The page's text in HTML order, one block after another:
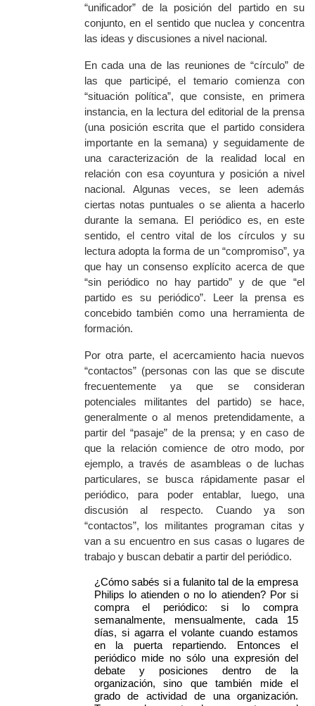
“unificador” de la posición del partido en su
conjunto, en el sentido que nuclea y concentra
las ideas y discusiones a nivel nacional.
En cada una de las reuniones de “círculo” de
las que participé, el temario comienza con
“situación política”, que consiste, en primera
instancia, en la lectura del editorial de la prensa
(una posición escrita que el partido considera
importante en la semana) y seguidamente de
una caracterización de la realidad local en
relación con esa coyuntura y posición a nivel
nacional. Algunas veces, se leen además
ciertas notas puntuales o se alienta a hacerlo
durante la semana. El periódico es, en este
sentido, el centro vital de los círculos y su
lectura adopta la forma de un “compromiso”, ya
que hay un consenso explícito acerca de que
“sin periódico no hay partido” y de que “el
partido es su periódico”. Leer la prensa es
concebido también como una herramienta de
formación.
Por otra parte, el acercamiento hacia nuevos
“contactos” (personas con las que se discute
frecuentemente ya que se consideran
potenciales militantes del partido) se hace,
generalmente o al menos pretendidamente, a
partir del “pasaje” de la prensa; y en caso de
que la relación comience de otro modo, por
ejemplo, a través de asambleas o de luchas
particulares, se busca rápidamente pasar el
periódico, para poder entablar, luego, una
discusión al respecto. Cuando ya son
“contactos”, los militantes programan citas y
van a su encuentro en sus casas o lugares de
trabajo y buscan debatir a partir del periódico.
¿Cómosabés si a fulanito tal de la empresa
Philips lo atienden o no lo atienden? Por si
compra el periódico: si lo compra
semanalmente, mensualmente, cada 15
días, si agarra el volante cuando estamos
en la puerta repartiendo. Entonces el
periódico mide no sólo una expresión del
debate y posiciones dentro de la
organización, sino que también mide el
grado de actividad de una organización.